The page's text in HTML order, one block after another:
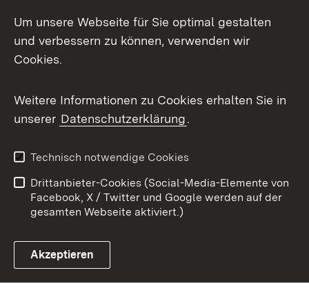
X / Twitter
Youtube
Link zum Landesportal
Kontakt
Datenschutz
Barrierefreiheit
Impressum
Cookies
Um unsere Webseite für Sie optimal gestalten
und verbessern zu können, verwenden wir
Cookies.
Weitere Informationen zu Cookies erhalten Sie in
unserer Datenschutzerklärung.
Technisch notwendige Cookies
Drittanbieter-Cookies (Social-Media-Elemente von
Facebook, X / Twitter und Google werden auf der
gesamten Webseite aktiviert.)
Akzeptieren